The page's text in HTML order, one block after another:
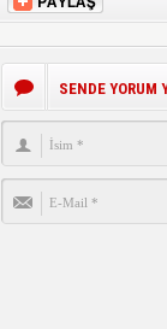
SENDE YORUM